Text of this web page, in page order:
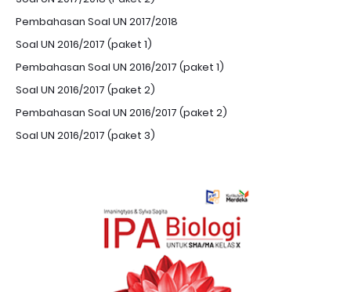
Pembahasan Soal UN 2017/2018
Soal UN 2016/2017 (paket 1)
Pembahasan Soal UN 2016/2017 (paket 1)
Soal UN 2016/2017 (paket 2)
Pembahasan Soal UN 2016/2017 (paket 2)
Soal UN 2016/2017 (paket 3)